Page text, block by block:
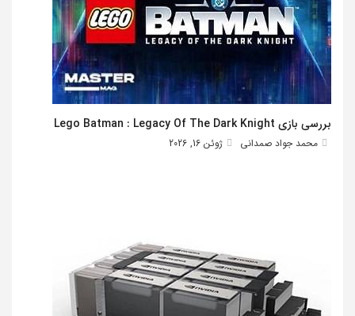
بررسی بازی Lego Batman : Legacy Of The Dark Knight
محمد جواد صمدانی ژوئن 16, 2026